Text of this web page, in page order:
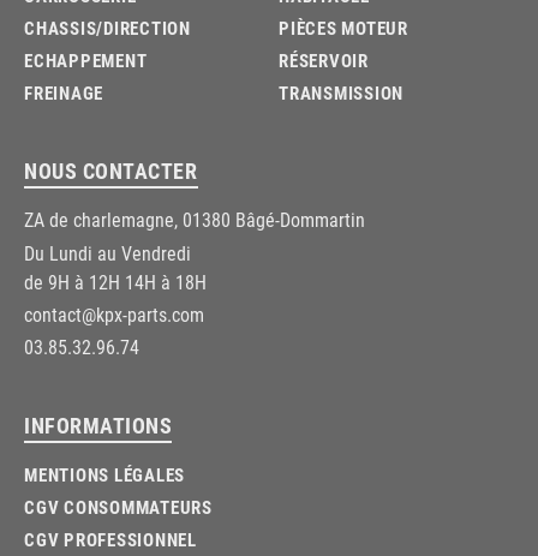
CHASSIS/DIRECTION
ECHAPPEMENT
FREINAGE
PIÈCES MOTEUR
RÉSERVOIR
TRANSMISSION
NOUS CONTACTER
ZA de charlemagne, 01380 Bâgé-Dommartin
Du Lundi au Vendredi
de 9H à 12H 14H à 18H
contact@kpx-parts.com
03.85.32.96.74
INFORMATIONS
MENTIONS LÉGALES
CGV CONSOMMATEURS
CGV PROFESSIONNEL